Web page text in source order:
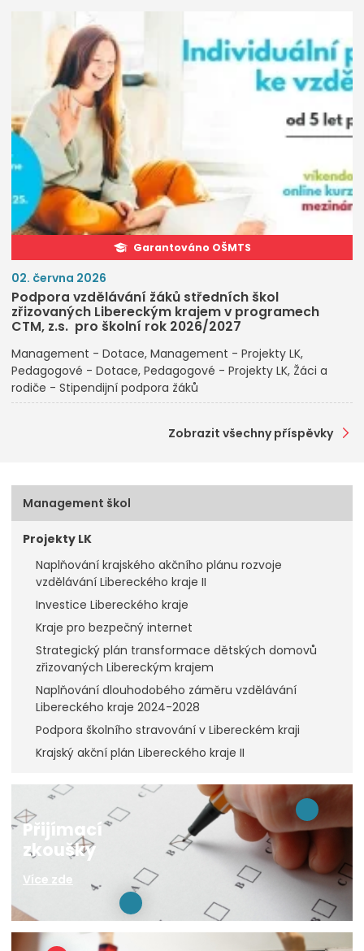
Garantováno OŠMTS
02. června 2026
Podpora vzdělávání žáků středních škol
zřizovaných Libereckým krajem v programech
CTM, z.s. pro školní rok 2026/2027
Management - Dotace Management - Projekty LK
Pedagogové - Dotace Pedagogové - Projekty LK Žáci a
rodiče - Stipendijní podpora žáků
Zobrazit všechny příspěvky
Management škol
Projekty LK
Naplňování krajského akčního plánu rozvoje
vzdělávání Libereckého kraje II
Investice Libereckého kraje
Kraje pro bezpečný internet
Strategický plán transformace dětských domovů
zřizovaných Libereckým krajem
Naplňování dlouhodobého záměru vzdělávání
Libereckého kraje 2024-2028
Podpora školního stravování v Libereckém kraji
Krajský akční plán Libereckého kraje II
Přijímací
zkoušky
Více zde